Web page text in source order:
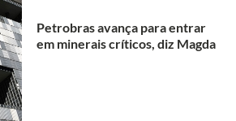
Petrobras avança para entrar
em minerais críticos, diz Magda